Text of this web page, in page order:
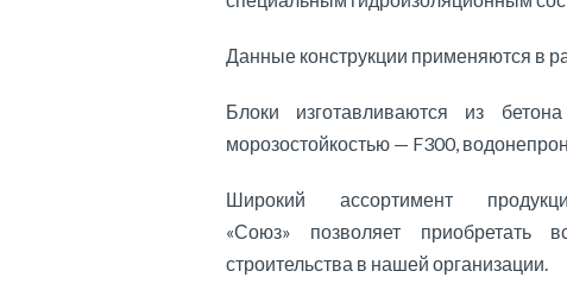
Данные конструкции применяются в
Блоки изготавливаются из
морозостойкостью — F300,
Широкий ассортимент
«Союз» позволяет приобретать
строительства в нашей организации.